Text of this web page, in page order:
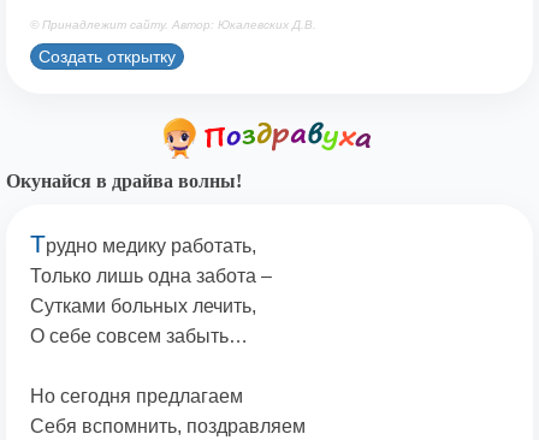
© Принадлежит сайту. Автор: Юкалевских Д.В.
Создать открытку
Окунайся в драйва волны!
Трудно медику работать,
Только лишь одна забота –
Сутками больных лечить,
О себе совсем забыть…
Но сегодня предлагаем
Себя вспомнить, поздравляем